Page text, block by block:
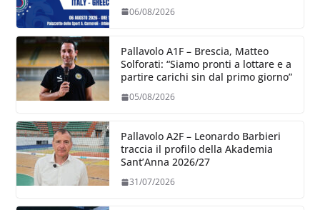
06/08/2026
Pallavolo A1F – Brescia, Matteo
Solforati: “Siamo pronti a lottare e a
partire carichi sin dal primo giorno”
05/08/2026
Pallavolo A2F – Leonardo Barbieri
traccia il profilo della Akademia
Sant’Anna 2026/27
31/07/2026